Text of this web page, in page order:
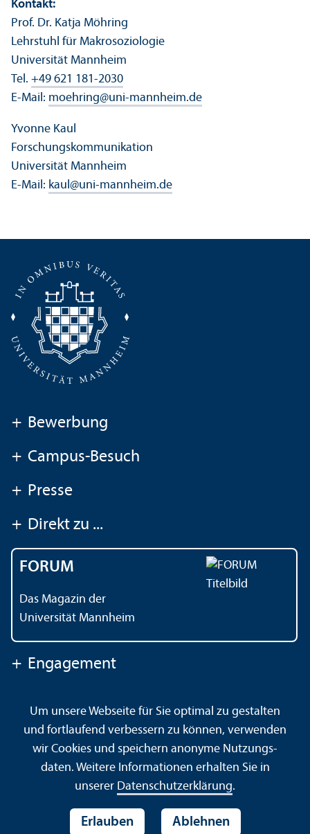
Kontakt:
Prof. Dr. Katja Möhring
Lehr­stuhl für Makrosoziologie
Universität Mannheim
Tel. +49 621 181-2030
E-Mail: moehring@uni-mannheim.de
Yvonne Kaul
Forschungs­kommunikation
Universität Mannheim
E-Mail: kaul@uni-mannheim.de
+ Bewerbung
+ Campus-Besuch
+ Presse
+ Direkt zu ...
FORUM
Das Magazin der
Universität Mannheim
+ Engagement
Kontakt Impressum Datenschutz
Barrierefreiheit
Gebärdensprache
Leichte Sprache
Sitemap
Hausordnung
Sicherheit und Notfälle
Um unsere Webseite für Sie optimal zu gestalten
und fortlaufend verbessern zu können, verwenden
wir Cookies und speichern anonyme Nutzungs­
daten. Weitere Informationen erhalten Sie in
unserer Datenschutz­erklärung.
Erlauben Ablehnen